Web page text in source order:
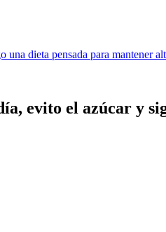
dieta pensada para mantener
evito el azúcar y